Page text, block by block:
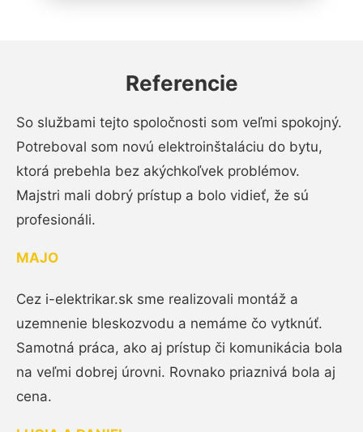
Referencie
So službami tejto spoločnosti som veľmi spokojný.
Potreboval som novú elektroinštaláciu do bytu,
ktorá prebehla bez akýchkoľvek problémov.
Majstri mali dobrý prístup a bolo vidieť, že sú
profesionáli.
MAJO
Cez i-elektrikar.sk sme realizovali montáž a
uzemnenie bleskozvodu a nemáme čo vytknúť.
Samotná práca, ako aj prístup či komunikácia bola
na veľmi dobrej úrovni. Rovnako priaznivá bola aj
cena.